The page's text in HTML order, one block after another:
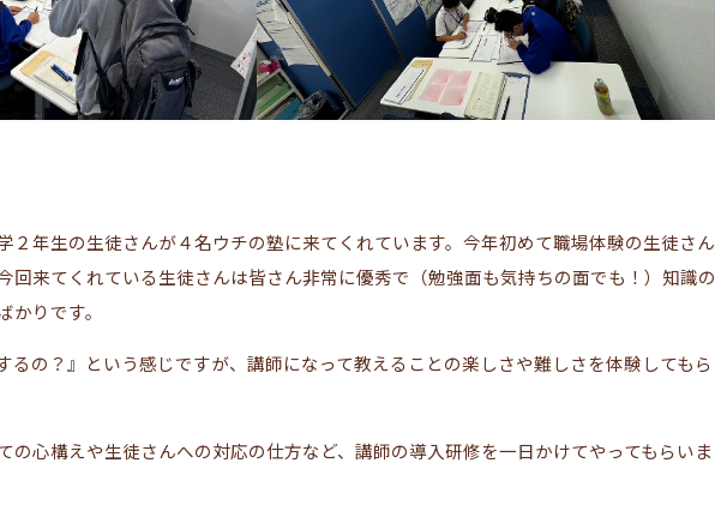
２年生の生徒さんが４名ウチの塾に来てくれています。今年初めて職場体験の生徒さん
回来てくれている生徒さんは皆さん非常に優秀で（勉強面も気持ちの面でも！）知識の
りです。
るの？』という感じですが、講師になって教えることの楽しさや難しさを体験してもら
の心構えや生徒さんへの対応の仕方など、講師の導入研修を一日かけてやってもらいま